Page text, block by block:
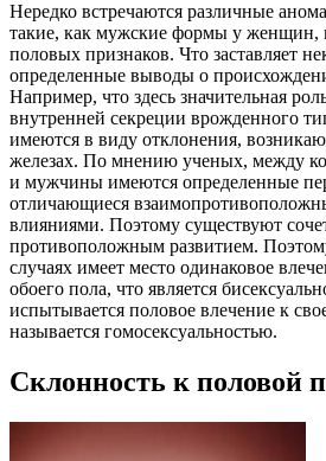
Нередко встречаются различные
такие, как мужские формы у женщин,
половых признаков. Что заставляет
определенные выводы о
Например, что здесь значительная
внутренней секреции врожденного
имеются в виду отклонения,
железах. По мнению ученых, между
и мужчины имеются определенные
отличающиеся
влияниями. Поэтому существуют
противоположным развитием.
случаях имеет место одинаковое
обоего пола, что является
испытывается половое влечение к
называется гомосексуальностью.
Склонность к половой